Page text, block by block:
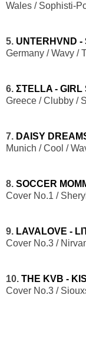
Wales / Sophisti-
5. UNTERHVND -
Germany / Wavy /
6. ΣTELLA - GIRL
Greece / Clubby /
7. DAISY
Munich / Cool /
8. SOCCER
Cover No.1 /
9. LAVALOVE -
Cover No.3 /
10. THE KVB -
Cover No.3 /